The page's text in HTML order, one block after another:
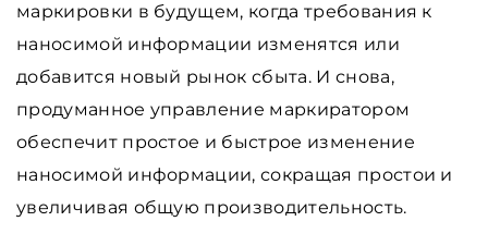
маркировки в будущем, когда требования к
наносимой информации изменятся или
добавится новый рынок сбыта. И снова,
продуманное управление маркиратором
обеспечит простое и быстрое изменение
наносимой информации, сокращая простои и
увеличивая общую производительность.